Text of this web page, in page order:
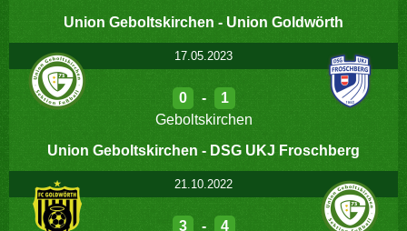
Union Geboltskirchen - Union Goldwörth
17.05.2023
0 -
1
Geboltskirchen
Union Geboltskirchen - DSG UKJ Froschberg
21.10.2022
3 - 4